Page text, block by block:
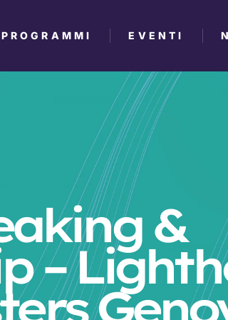
PROGRAMMI EVENTI
&
–